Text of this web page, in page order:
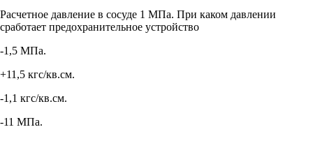
Расчетное давление в сосуде 1 МПа. При каком давлении
сработает предохранительное устройство
-1,5 МПа.
+11,5 кгс/кв.см.
-1,1 кгс/кв.см.
-11 МПа.